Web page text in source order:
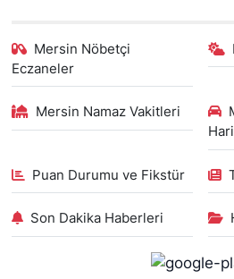
Mersin Nöbetçi
Eczaneler
Mersin Namaz Vakitleri
Puan Durumu ve Fikstür
Son Dakika Haberleri